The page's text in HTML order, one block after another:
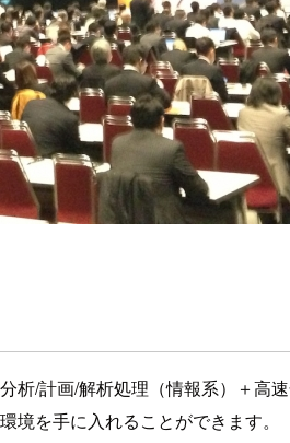
析/計画/解析処理（情報系）＋
を手に入れることができます。